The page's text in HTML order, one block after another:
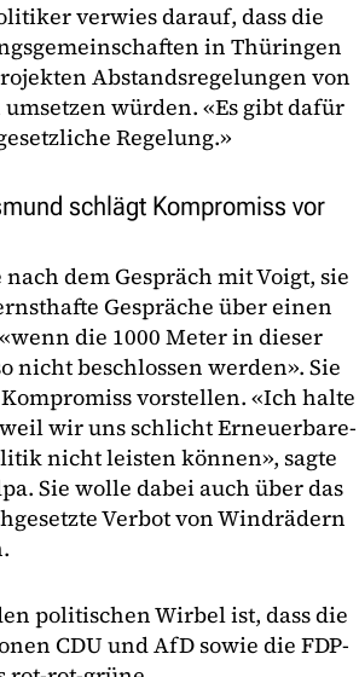
verwies darauf, dass die
in Thüringen
Abstandsregelungen von
würden. «Es gibt dafür
Regelung.»
schlägt Kompromiss vor
nach dem Gespräch mit Voigt, sie
Gespräche über einen
die 1000 Meter in dieser
nicht beschlossen werden». Sie
vorstellen. «Ich halte
wir uns schlicht Erneuerbare-
nicht leisten können», sagte
Sie wolle dabei auch über das
Verbot von Windrädern
politischen Wirbel ist, dass die
CDU und AfD sowie die FDP-